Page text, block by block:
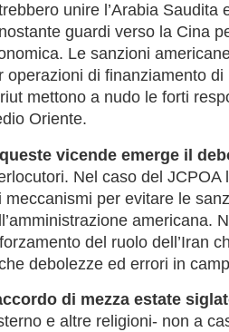
unire l’Arabia Saudita
guardi verso la Cina
Le sanzioni
operazioni di finanziamento
mettono a nudo le forti
Oriente.
vicende emerge il
Nel caso del
meccanismi per evitare le
americana.
del ruolo dell’Iran
debolezze ed errori in
di mezza estate
e altre religioni- non a